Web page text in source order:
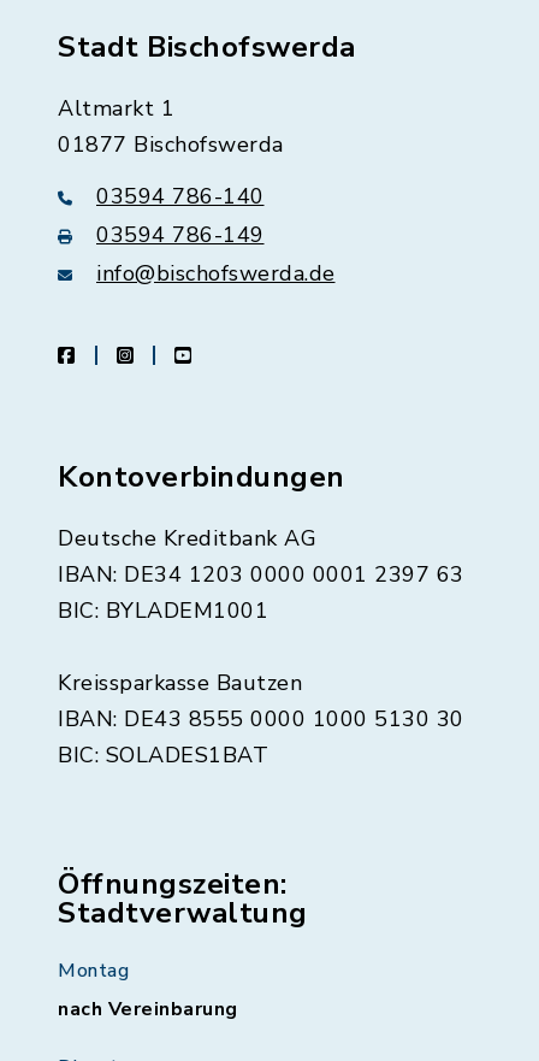
Stadt Bischofswerda
Altmarkt 1
01877 Bischofswerda
03594 786-140
03594 786-149
info@bischofswerda.de
facebookinstagramyoutube
Kontoverbindungen
Deutsche Kreditbank AG
IBAN: DE34 1203 0000 0001 2397 63
BIC: BYLADEM1001
Kreissparkasse Bautzen
IBAN: DE43 8555 0000 1000 5130 30
BIC: SOLADES1BAT
Öffnungszeiten:
Stadtverwaltung
Montag
nach Vereinbarung